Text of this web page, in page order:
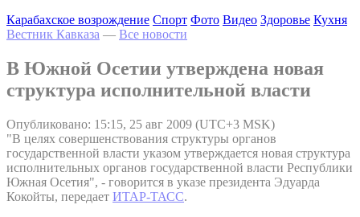
Карабахское возрождение Спорт Фото Видео Здоровье Кухня
Вестник Кавказа — Все новости
В Южной Осетии утверждена новая
структура исполнительной власти
Опубликовано: 15:15, 25 авг 2009 (UTC+3 MSK)
"В целях совершенствования структуры органов
государственной власти указом утверждается новая структура
исполнительных органов государственной власти Республики
Южная Осетия", - говорится в указе президента Эдуарда
Кокойты, передает ИТАР-ТАСС.